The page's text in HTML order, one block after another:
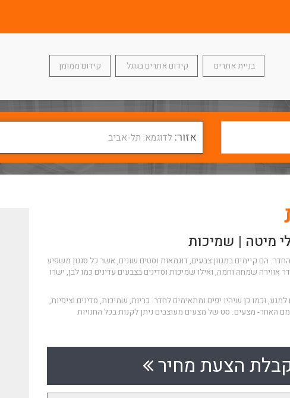
בניית אתרים קידום אתרים בגוגל קידום ממומן
אזור: לדוגמא: תל-אביב
מיטה | שמיכות
הם קיימים במגוון צבעים, דוגמאות וסטים שונים, אשר כל סגנון משפיע
אווירה שמחה וחמה, ואילו שמיכות וסדינים בצבעים עדינים כמו לבן, ישרו
וכמו כן שיהיו יפים ומתאימים לחדר. כריות, שמיכות, סדינים וציפיות,
האחר- מצעים. סט של מצעים מעוצבים ניתן לקנות בכל החנויות
הצעת מחיר